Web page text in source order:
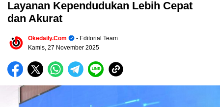
Layanan Kependudukan Lebih Cepat
dan Akurat
Okedaily.com
- Editorial Team
Kamis, 27 November 2025